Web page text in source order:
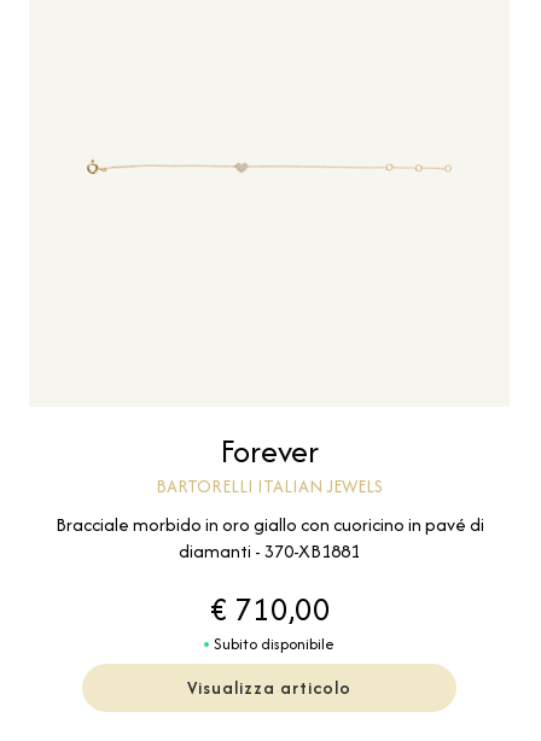
Forever
BARTORELLI ITALIAN JEWELS
Bracciale morbido in oro giallo con cuoricino in pavé di
diamanti - 370-XB1881
€ 710,00
Subito disponibile
Visualizza articolo